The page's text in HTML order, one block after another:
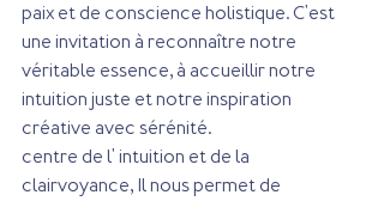
paix et de conscience holistique. C'est
une invitation à reconnaître notre
véritable essence, à accueillir notre
intuition juste et notre inspiration
créative avec sérénité.
centre de l' intuition et de la
clairvoyance, Il nous permet de